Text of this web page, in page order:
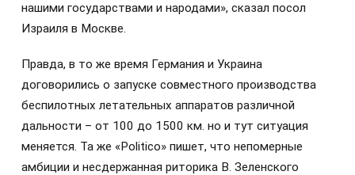
нашими государствами и народами», сказал посол
Израиля в Москве.
Правда, в то же время Германия и Украина
договорились о запуске совместного производства
беспилотных летательных аппаратов различной
дальности – от 100 до 1500 км. но и тут ситуация
меняется. Та же «Рolitico» пишет, что непомерные
амбиции и несдержанная риторика В. Зеленского